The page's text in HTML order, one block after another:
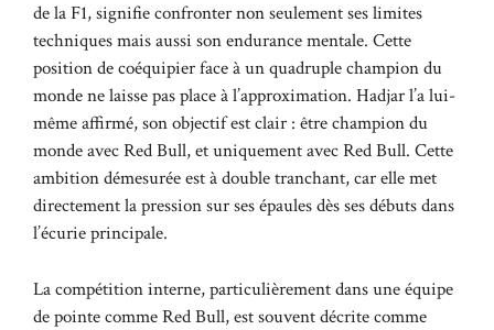
de la F1, signifie confronter non seulement ses limites
techniques mais aussi son endurance mentale. Cette
position de coéquipier face à un quadruple champion du
monde ne laisse pas place à l’approximation. Hadjar l’a lui-
même affirmé, son objectif est clair : être champion du
monde avec Red Bull, et uniquement avec Red Bull. Cette
ambition démesurée est à double tranchant, car elle met
directement la pression sur ses épaules dès ses débuts dans
l’écurie principale.
La compétition interne, particulièrement dans une équipe
de pointe comme Red Bull, est souvent décrite comme